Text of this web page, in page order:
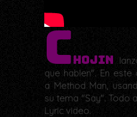
Chojin
que hablen". En
a Method Man,
su tema "Say". Todo
Lyric video.